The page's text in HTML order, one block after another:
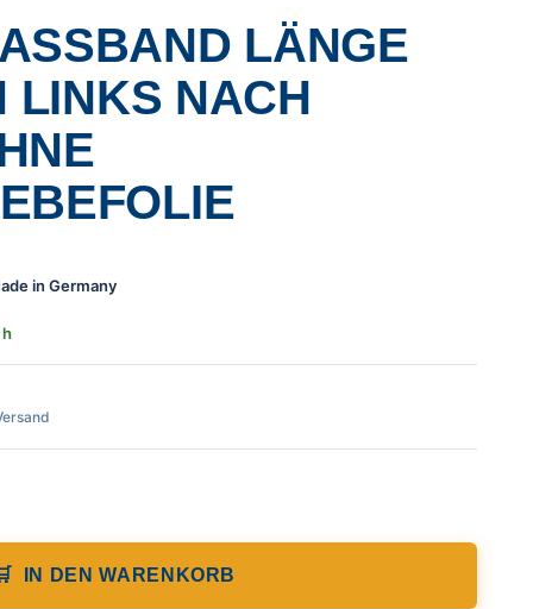
LÄNGE 0
NACH R
S
in Germany
h
0,30 m von links nach rechts ohne
IN DEN WARENKORB